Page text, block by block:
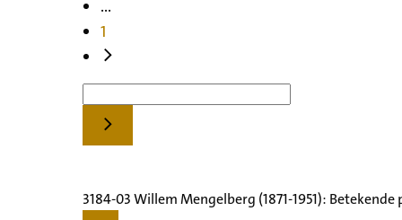
...
1
3184-03 Willem Mengelberg (1871-1951):